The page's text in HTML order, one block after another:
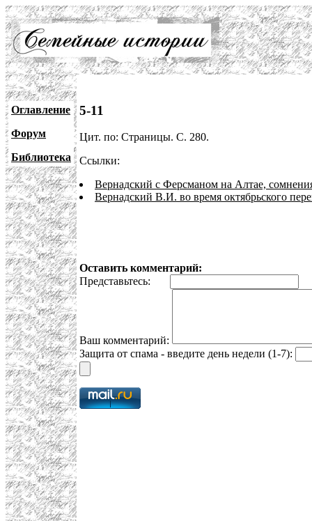
Оглавление
Форум
Библиотека
5-11
Цит. по: Страницы. С. 280.
Ссылки:
Вернадский с Ферсманом на Алтае,
Вернадский В.И. во время октябрьского
Оставить комментарий:
Представьтесь:
Ваш комментарий:
Защита от спама - введите день недели (1-7):